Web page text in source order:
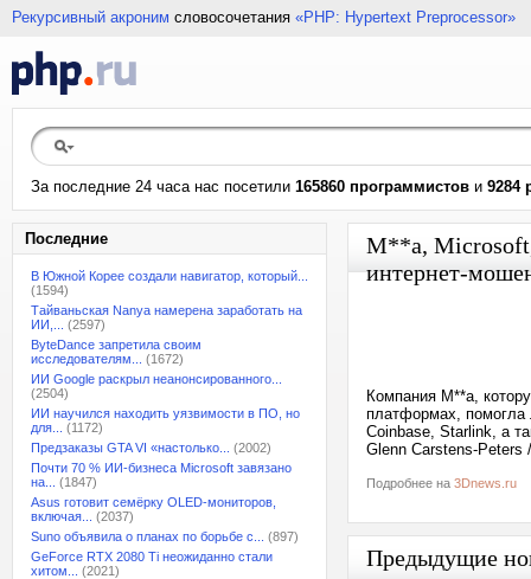
Рекурсивный акроним словосочетания «PHP: Hypertext Preprocessor»
За последние 24 часа нас посетили 165860 программистов и 9284
Последние
В Южной Корее создали навигатор, который...
(1594)
Тайваньская Nanya намерена заработать на
ИИ,...
(2597)
ByteDance запретила своим
исследователям...
(1672)
ИИ Google раскрыл неанонсированного...
(2504)
ИИ научился находить уязвимости в ПО, но
для...
(1172)
Предзаказы GTA VI «настолько...
(2002)
Почти 70 % ИИ-бизнеса Microsoft завязано
на...
(1847)
Asus готовит семёрку OLED-мониторов,
включая...
(2037)
Suno объявила о планах по борьбе с...
(897)
GeForce RTX 2080 Ti неожиданно стали
хитом...
(2021)
M**a,
интернет-
Компания M**a,
платформах, помогла
Coinbase, Starlink, а
Glenn Carstens-Peters
Подробнее на 3Dnews.ru
Предыдущие